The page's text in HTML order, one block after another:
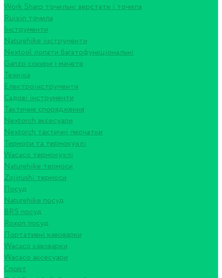
Work Sharp точильні верстати і точила
Ruixin точила
Інструменти
Naturehike інструменти
Nextool лопати багатофункціональні
Ganzo сокири і мачете
Техніка
Електроінструменти
Садові інструменти
Тактичне спорядження
Nextorch аксесуари
Nextorch тактичні перчатки
Термоси та термокухлі
Wacaco термокухлі
Naturehike термоси
Zojirushi термоси
Посуд
Naturehike посуд
BRS посуд
Roxon посуд
Портативні кавоварки
Wacaco кавоварки
Wacaco аксесуари
Спорт